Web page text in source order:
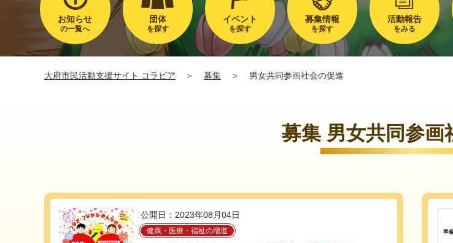
お知らせ
の一覧へ
団体
を探す
イベント
を探す
募集情報
を探す
活動報告
をみる
大府市民活動支援サイト コラビア ＞ 募集 ＞ 男女共同参画社会の促進
募集 男女共同参画
公開日：2023年08月04日
健康・医療・福祉の増進